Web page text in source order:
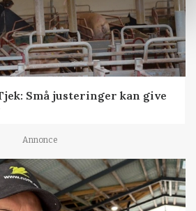
Små justeringer kan give
Annonce